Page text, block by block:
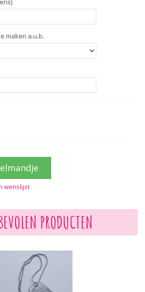
maken a.u.b.
wenslijst
PRODUCTEN